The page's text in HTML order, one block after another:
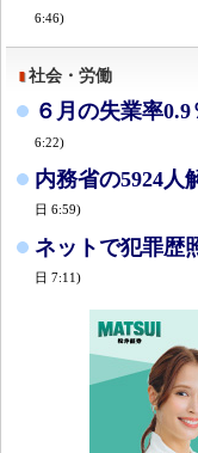
6:46)
社会・労働
６月の失業率
6:22)
内務省の5924人
日 6:59)
ネットで犯罪歴
日 7:11)